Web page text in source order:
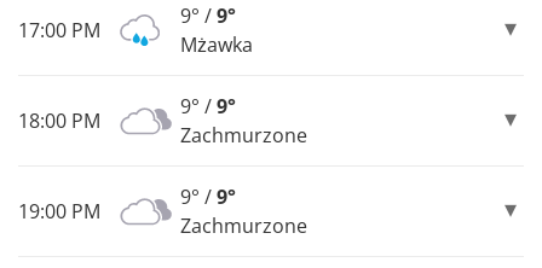
17:00 PM
9° /9°
Mżawka
18:00 PM
9° /9°
Zachmurzone
19:00 PM
9° /9°
Zachmurzone